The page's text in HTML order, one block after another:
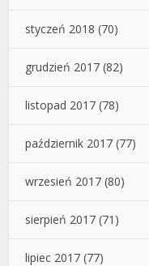
styczeń 2018 (70)
grudzień 2017 (82)
listopad 2017 (78)
październik 2017 (77)
wrzesień 2017 (80)
sierpień 2017 (71)
lipiec 2017 (77)